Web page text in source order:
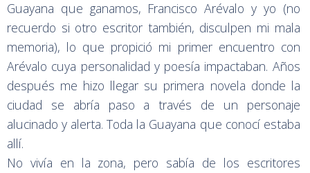
Guayana que ganamos, Francisco Arévalo y yo (no
recuerdo si otro escritor también, disculpen mi mala
memoria), lo que propició mi primer encuentro con
Arévalo cuya personalidad y poesía impactaban. Años
después me hizo llegar su primera novela donde la
ciudad se abría paso a través de un personaje
alucinado y alerta. Toda la Guayana que conocí estaba
allí.
No vivía en la zona, pero sabía de los escritores